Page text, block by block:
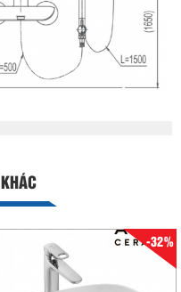
-32%